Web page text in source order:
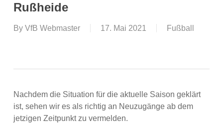
Rußheide
By VfB Webmaster 17. Mai 2021 Fußball
Nachdem die Situation für die aktuelle Saison geklärt
ist, sehen wir es als richtig an Neuzugänge ab dem
jetzigen Zeitpunkt zu vermelden.